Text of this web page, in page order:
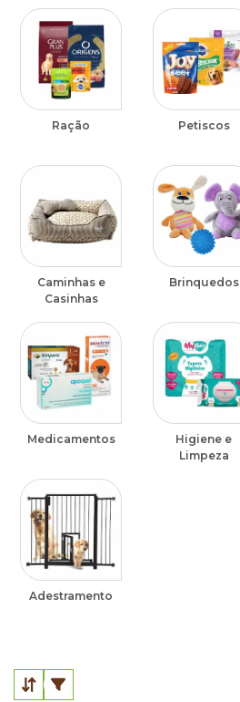
Ração Petiscos
Caminhas e
Casinhas
Brinquedos
Medicamentos
Higiene e
Limpeza
Adestramento